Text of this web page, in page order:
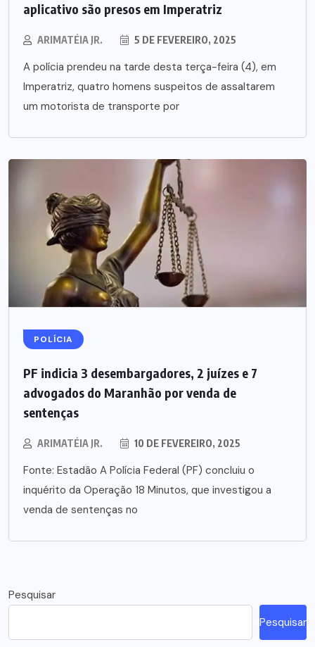
aplicativo são presos em Imperatriz
ARIMATÉIA JR. 5 DE FEVEREIRO, 2025
A polícia prendeu na tarde desta terça-feira (4), em
Imperatriz, quatro homens suspeitos de assaltarem
um motorista de transporte por
POLÍCIA
PF indicia 3 desembargadores, 2 juízes e 7
advogados do Maranhão por venda de
sentenças
ARIMATÉIA JR. 10 DE FEVEREIRO, 2025
Fonte: Estadão A Polícia Federal (PF) concluiu o
inquérito da Operação 18 Minutos, que investigou a
venda de sentenças no
Pesquisar
Pesquisar